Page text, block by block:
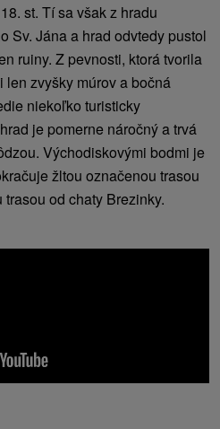
st. Tí sa však z hradu
Sv. Jána a hrad odvtedy pustol
ruiny. Z pevnosti, ktorá tvorila
zvyšky múrov a bočná
niekoľko turisticky
je pomerne náročný a trvá
Východiskovými bodmi je
žltou označenou trasou
od chaty Brezinky.